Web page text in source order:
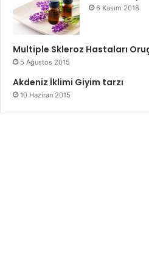
6 Kasım 2018
Multiple Skleroz Hastaları
5 Ağustos 2015
Akdeniz İklimi Giyim tarzı
10 Haziran 2015